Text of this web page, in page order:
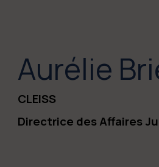
Aurélie
CLEISS
Directrice des Affaires